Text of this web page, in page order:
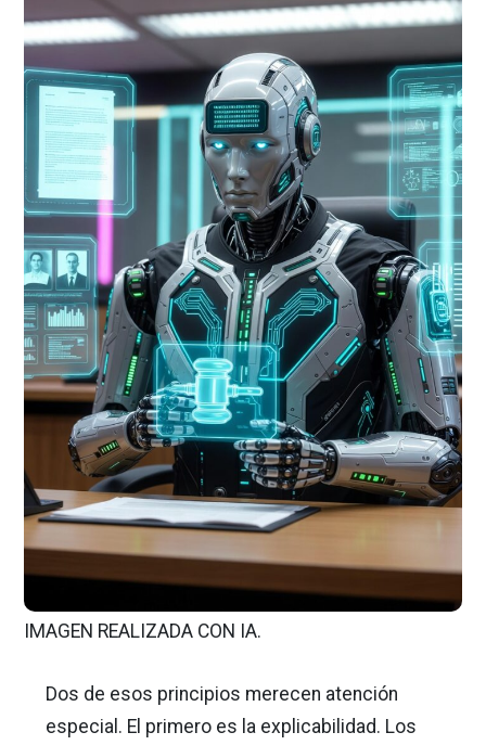
IMAGEN REALIZADA CON IA.
Dos de esos principios merecen atención
especial. El primero es la explicabilidad. Los